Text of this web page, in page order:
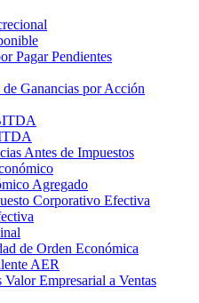
Pagar Pendientes
Ganancias por Acción
Antes de Impuestos
Agregado
Corporativo Efectiva
de Orden Económica
AER
Empresarial a Ventas